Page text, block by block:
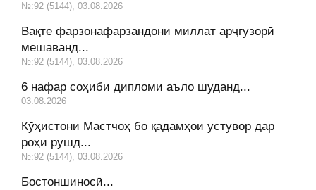
№:92 (5144), 03.08.2026
Вақте фарзонафарзандони миллат арҷгузорӣ
мешаванд...
№:92 (5144), 03.08.2026
6 нафар соҳиби дипломи аъло шуданд...
03.08.2026
Кӯҳистони Мастчоҳ бо қадамҳои устувор дар
роҳи рушд...
№:92 (5144), 03.08.2026
Бостоншиносӣ...